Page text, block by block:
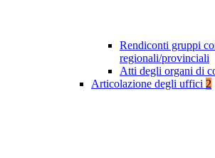
Rendiconti gruppi
regionali/provinciali
Atti degli organi di
Articolazione degli uffici 2